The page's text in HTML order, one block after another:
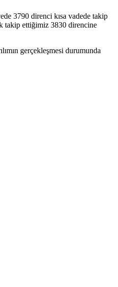
3790 direnci kısa vadede takip
takip ettiğimiz 3830 direncine
gerçekleşmesi durumunda